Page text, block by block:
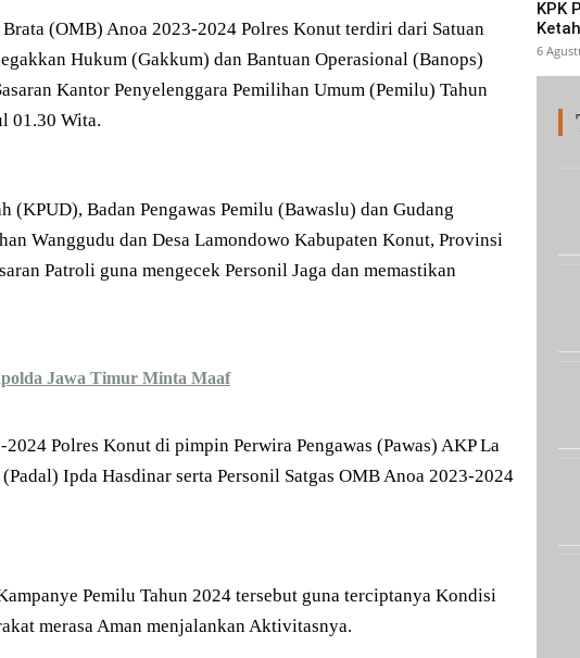
Brata (OMB) Anoa 2023-2024 Polres Konut terdiri dari Satuan
Hukum (Gakkum) dan Bantuan Operasional (Banops)
Kantor Penyelenggara Pemilihan Umum (Pemilu) Tahun
01.30 Wita.
(KPUD), Badan Pengawas Pemilu (Bawaslu) dan Gudang
Wanggudu dan Desa Lamondowo Kabupaten Konut, Provinsi
Patroli guna mengecek Personil Jaga dan memastikan
Jawa Timur Minta Maaf
Polres Konut di pimpin Perwira Pengawas (Pawas) AKP La
Ipda Hasdinar serta Personil Satgas OMB Anoa 2023-2024
Pemilu Tahun 2024 tersebut guna terciptanya Kondisi
merasa Aman menjalankan Aktivitasnya.
KPK
6